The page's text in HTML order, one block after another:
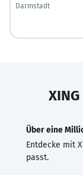
Darmstadt
Über eine
Entdecke mit
passt.